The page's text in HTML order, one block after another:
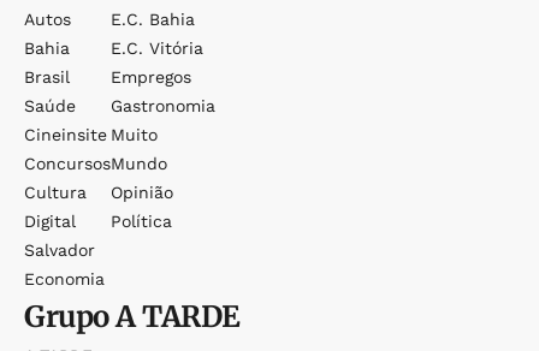
Autos
Bahia
Brasil
Saúde
Cineinsite
Concursos
Cultura
Digital
Salvador
Economia
E.c. Bahia
E.c. Vitória
Empregos
Gastronomia
Muito
Mundo
Opinião
Política
GrupoA TARDE